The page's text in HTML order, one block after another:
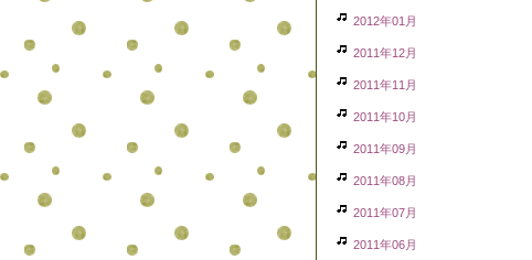
2012年01月
2011年12月
2011年11月
2011年10月
2011年09月
2011年08月
2011年07月
2011年06月